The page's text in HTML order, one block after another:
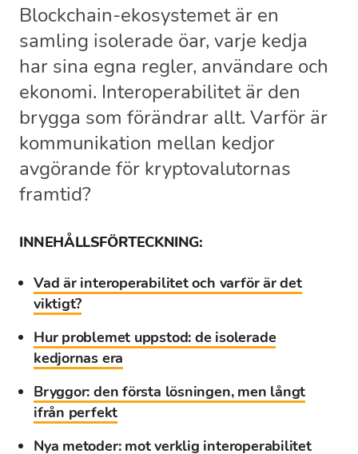
Blockchain-ekosystemet är en
samling isolerade öar, varje kedja
har sina egna regler, användare och
ekonomi. Interoperabilitet är den
brygga som förändrar allt. Varför är
kommunikation mellan kedjor
avgörande för kryptovalutornas
framtid?
INNEHÅLLSFÖRTECKNING:
Vad är interoperabilitet och varför är det
viktigt?
Hur problemet uppstod: de isolerade
kedjornas era
Bryggor: den första lösningen, men långt
ifrån perfekt
Nya metoder: mot verklig interoperabilitet